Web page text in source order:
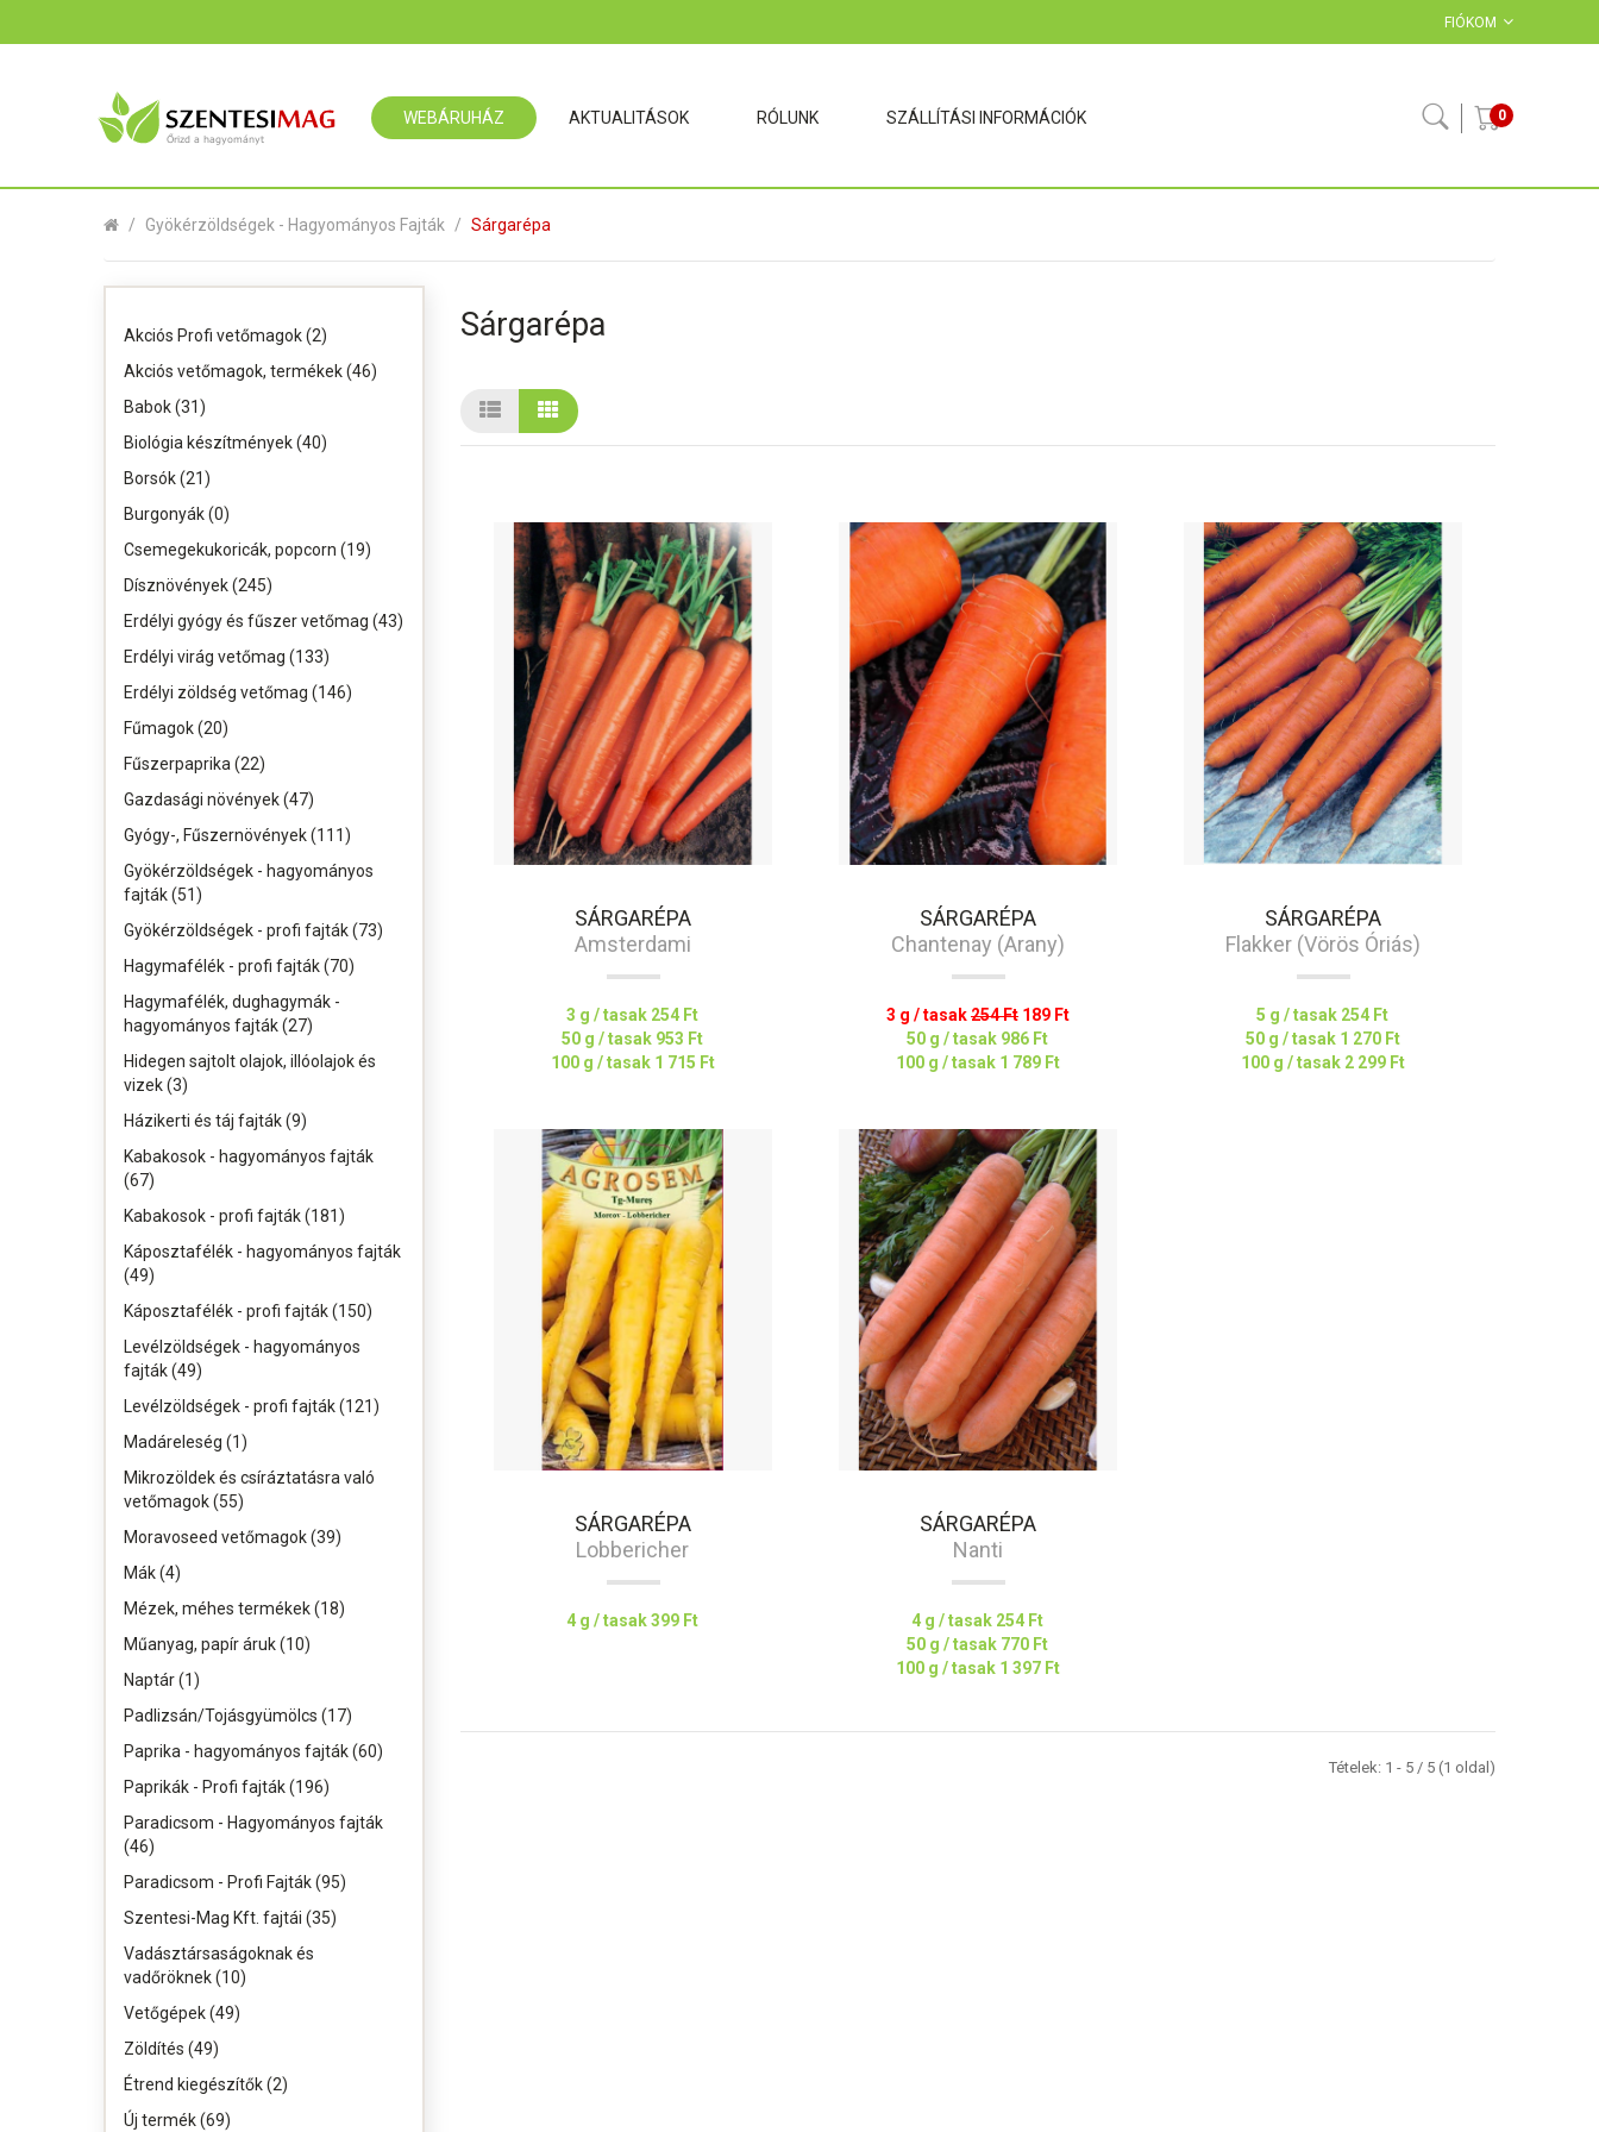
FIÓKOM
0
WEBÁRUHÁZ AKTUALITÁSOK RÓLUNK SZÁLLÍTÁSI INFORMÁCIÓK
Gyökérzöldségek - Hagyományos Fajták Sárgarépa
Akciós Profi vetőmagok (2)
Akciós vetőmagok, termékek (46)
Babok (31)
Biológia készítmények (40)
Borsók (21)
Burgonyák (0)
Csemegekukoricák, popcorn (19)
Dísznövények (245)
Erdélyi gyógy és fűszer vetőmag (43)
Erdélyi virág vetőmag (133)
Erdélyi zöldség vetőmag (146)
Fűmagok (20)
Fűszerpaprika (22)
Gazdasági növények (47)
Gyógy-, Fűszernövények (111)
Gyökérzöldségek - hagyományos
fajták (51)
Gyökérzöldségek - profi fajták (73)
Hagymafélék - profi fajták (70)
Hagymafélék, dughagymák -
hagyományos fajták (27)
Hidegen sajtolt olajok, illóolajok és
vizek (3)
Házikerti és táj fajták (9)
Kabakosok - hagyományos fajták
(67)
Kabakosok - profi fajták (181)
Káposztafélék - hagyományos fajták
(49)
Káposztafélék - profi fajták (150)
Levélzöldségek - hagyományos
fajták (49)
Levélzöldségek - profi fajták (121)
Madáreleség (1)
Mikrozöldek és csíráztatásra való
vetőmagok (55)
Moravoseed vetőmagok (39)
Mák (4)
Mézek, méhes termékek (18)
Műanyag, papír áruk (10)
Naptár (1)
Padlizsán/Tojásgyümölcs (17)
Paprika - hagyományos fajták (60)
Paprikák - Profi fajták (196)
Paradicsom - Hagyományos fajták
(46)
Paradicsom - Profi Fajták (95)
Szentesi-Mag Kft. fajtái (35)
Vadásztársaságoknak és
vadőröknek (10)
Vetőgépek (49)
Zöldítés (49)
Étrend kiegészítők (2)
Új termék (69)
Sárgarépa
SÁRGARÉPA
Amsterdami
3 g / tasak 254 Ft
50 g / tasak 953 Ft
100 g / tasak 1 715 Ft
SÁRGARÉPA
Chantenay (Arany)
3 g / tasak254 Ft 189 Ft
50 g / tasak 986 Ft
100 g / tasak 1 789 Ft
SÁRGARÉPA
Flakker (Vörös Óriás)
5 g / tasak 254 Ft
50 g / tasak 1 270 Ft
100 g / tasak 2 299 Ft
SÁRGARÉPA
Lobbericher
4 g / tasak399 Ft
SÁRGARÉPA
Nanti
4 g / tasak 254 Ft
50 g / tasak 770 Ft
100 g / tasak 1 397 Ft
Tételek: 1 - 5 / 5 (1 oldal)